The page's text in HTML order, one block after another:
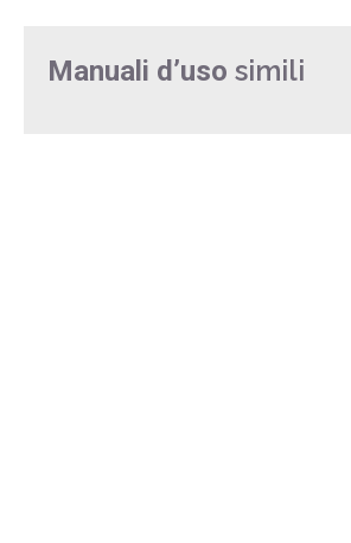
Manuali d’uso simili